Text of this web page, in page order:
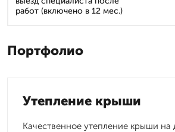
работ (включено в 12 мес.)
Портфолио
Утепление крыши
Качественное утепление крыши на